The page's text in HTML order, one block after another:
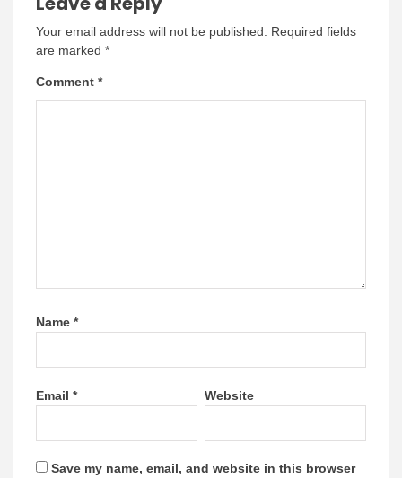
Your email address will not be published.
Required fields
are marked *
Comment *
Name *
Email * Website
Save my name, email, and website in this browser